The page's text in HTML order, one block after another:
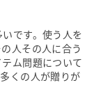
です。使う人を
人その人に合う
ム問題について
くの人が贈りが